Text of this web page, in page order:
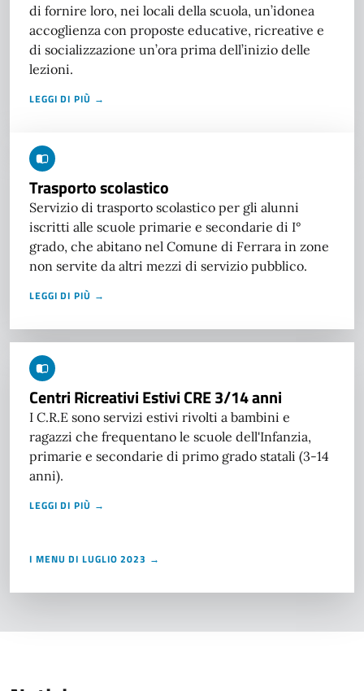
di fornire loro, nei locali della scuola, un’idonea
accoglienza con proposte educative, ricreative e
di socializzazione un’ora prima dell’inizio delle
lezioni.
LEGGI DI PIÙ →
Trasporto scolastico
Servizio di trasporto scolastico per gli alunni
iscritti alle scuole primarie e secondarie di I°
grado, che abitano nel Comune di Ferrara in zone
non servite da altri mezzi di servizio pubblico.
LEGGI DI PIÙ →
Centri Ricreativi Estivi CRE 3/14 anni
I C.R.E sono servizi estivi rivolti a bambini e
ragazzi che frequentano le scuole dell'Infanzia,
primarie e secondarie di primo grado statali (3-14
anni).
LEGGI DI PIÙ →
I MENU DI LUGLIO 2023 →